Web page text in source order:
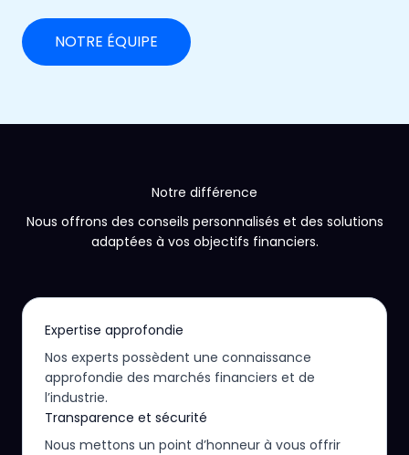
NOTRE ÉQUIPE
Notre différence
Nous offrons des conseils personnalisés et des solutions
adaptées à vos objectifs financiers.
Expertise approfondie
Nos experts possèdent une connaissance
approfondie des marchés financiers et de
l’industrie.
Transparence et sécurité
Nous mettons un point d’honneur à vous offrir